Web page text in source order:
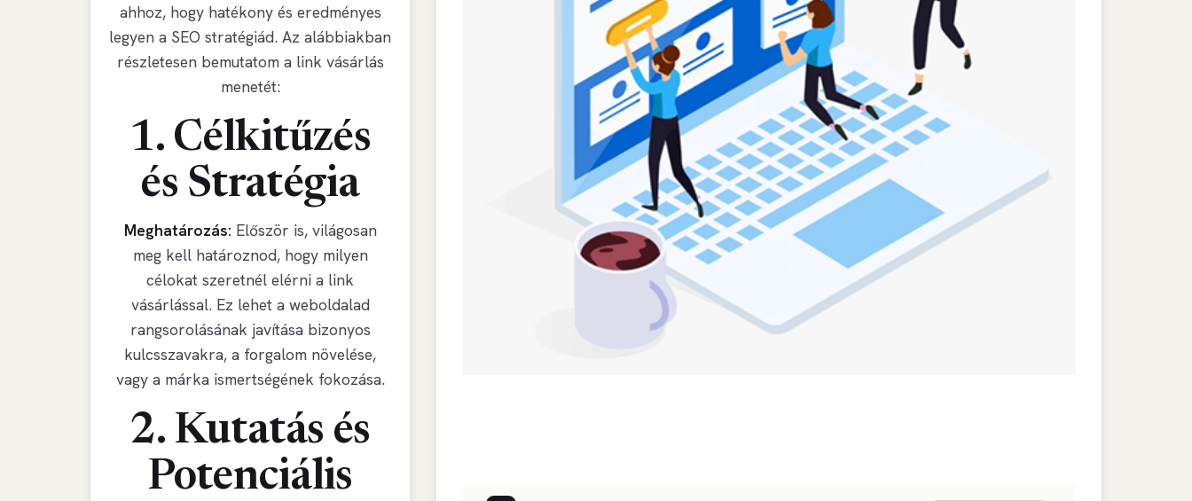
ahhoz, hogy hatékony és eredményes
legyen a SEO stratégiád. Az alábbiakban
részletesen bemutatom a link vásárlás
menetét:
1. Célkitűzés
és Stratégia
Meghatározás: Először is, világosan
meg kell határoznod, hogy milyen
célokat szeretnél elérni a link
vásárlással. Ez lehet a weboldalad
rangsorolásának javítása bizonyos
kulcsszavakra, a forgalom növelése,
vagy a márka ismertségének fokozása.
2. Kutatás és
Potenciális